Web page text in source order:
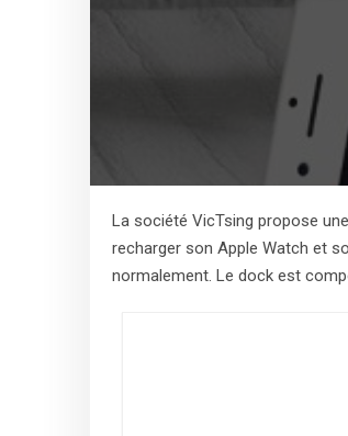
La société VicTsing propose
recharger son Apple Watch et
normalement. Le dock est